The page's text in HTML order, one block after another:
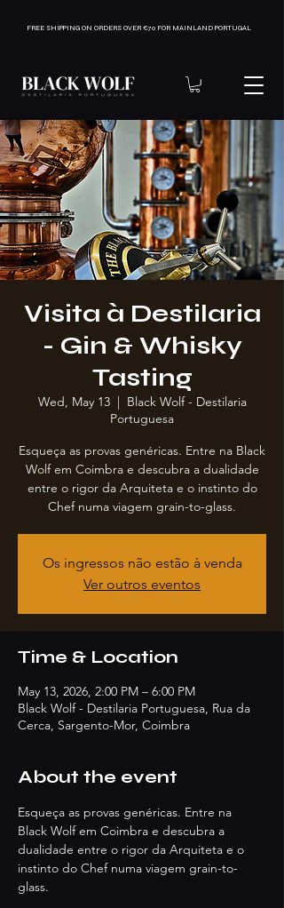
FREE SHIPPING ON ORDERS OVER €70 FOR MAINLAND PORTUGAL
Visita à Destilaria
- Gin & Whisky
Tasting
Wed, May 13
  |
Black Wolf - Destilaria
Portuguesa
Esqueça as provas genéricas. Entre na Black
Wolf em Coimbra e descubra a dualidade
entre o rigor da Arquiteta e o instinto do
Chef numa viagem grain-to-glass.
Os ingressos não estão à venda
Ver outros eventos
Time & Location
May 13, 2026, 2:00 PM – 6:00 PM
Black Wolf - Destilaria Portuguesa, Rua da
Cerca, Sargento-Mor, Coimbra
About the event
Esqueça as provas genéricas. Entre na
Black Wolf em Coimbra e descubra a
dualidade entre o rigor da Arquiteta e o
instinto do Chef numa viagem grain-to-
glass.